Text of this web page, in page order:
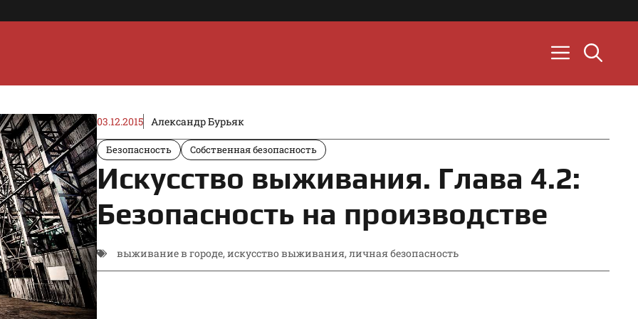
03.12.2015 Александр Бурьяк
Безопасность Собственная безопасность
Искусство выживания. Глава 4.2:
Безопасность на производстве
выживание в городе,искусство выживания,личная безопасность